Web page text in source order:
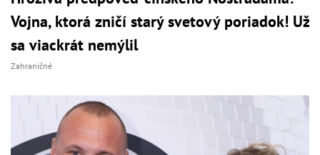
Vojna, ktorá zničí starý svetový poriadok! Už
sa viackrát nemýlil
Zahraničné